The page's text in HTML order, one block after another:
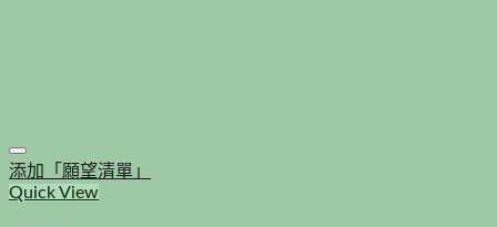
添加「願望清單」
Quick View